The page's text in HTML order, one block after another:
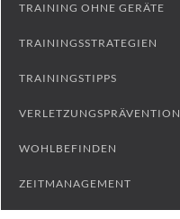
TRAINING OHNE GERÄTE
TRAININGSSTRATEGIEN
TRAININGSTIPPS
VERLETZUNGSPRÄVENTION
WOHLBEFINDEN
ZEITMANAGEMENT